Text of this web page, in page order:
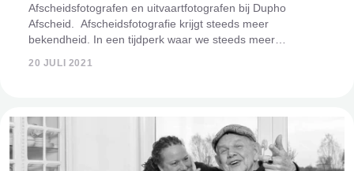
Afscheidsfotografen en uitvaartfotografen bij Dupho
Afscheid. Afscheidsfotografie krijgt steeds meer
bekendheid. In een tijdperk waar we steeds meer
20 JULI 2021